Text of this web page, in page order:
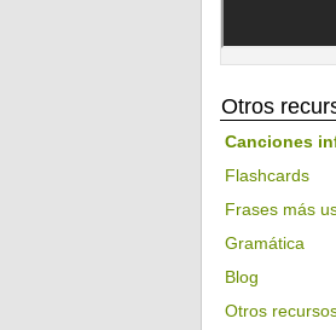
Otros
Canciones
Flashcards
Frases más
Gramática
Blog
Otros